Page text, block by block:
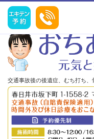
R8 6月・7月のお...｜春日井市
牧市、多治見市など近郊からの
交通事故後の後遺症、むち打ち